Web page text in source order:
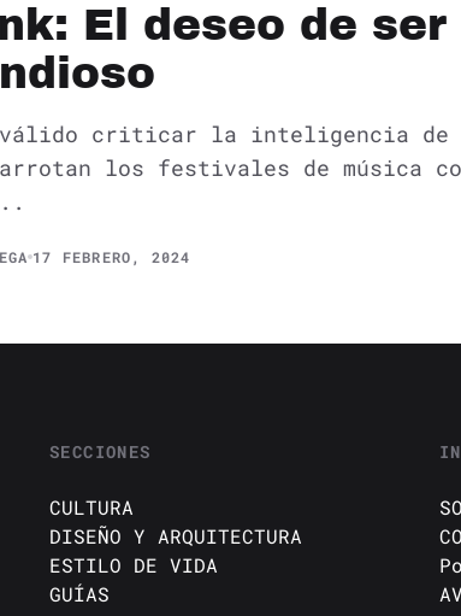
El deseo de
válido criticar la inteligencia de
los festivales de música
17 FEBRERO, 2024
SECCIONES
CULTURA
DISEÑO Y ARQUITECTURA
ESTILO DE VIDA
GUÍAS